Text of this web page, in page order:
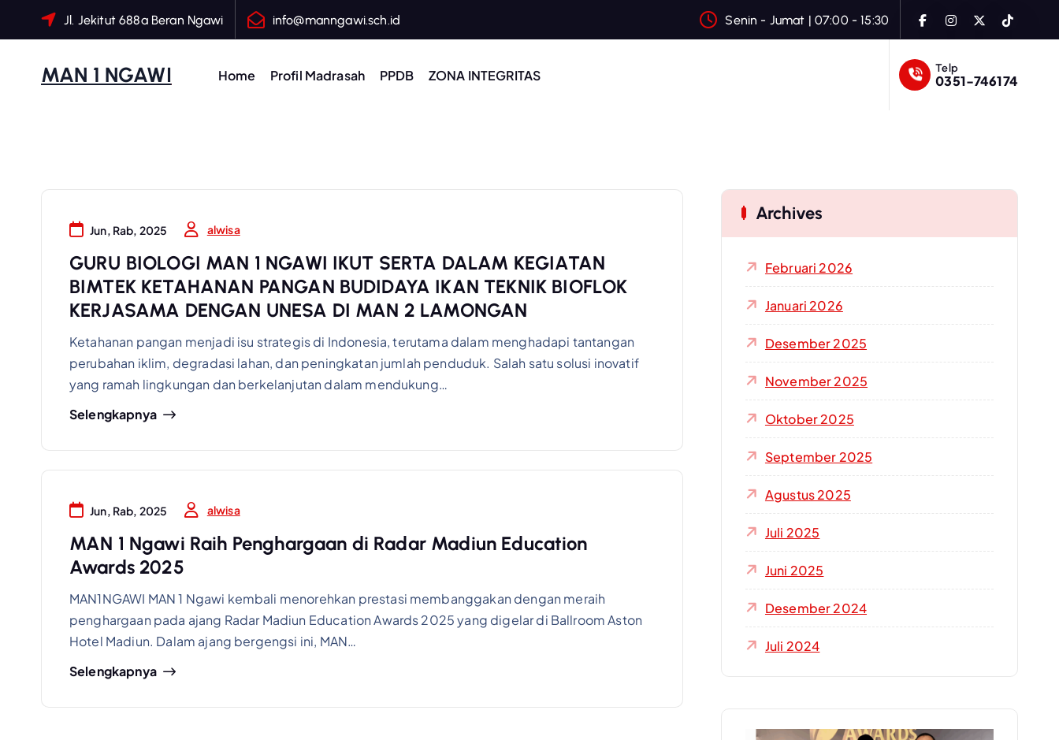
Jl. Jekitut 688a Beran Ngawi info@manngawi.sch.id Senin - Jumat | 07:00 - 15:30
MAN 1 NGAWI Home Profil Madrasah PPDB ZONA INTEGRITAS Telp
0351-746174
Jun, Rab, 2025 alwisa
GURU BIOLOGI MAN 1 NGAWI IKUT SERTA DALAM KEGIATAN
BIMTEK KETAHANAN PANGAN BUDIDAYA IKAN TEKNIK BIOFLOK
KERJASAMA DENGAN UNESA DI MAN 2 LAMONGAN
Ketahanan pangan menjadi isu strategis di Indonesia, terutama dalam menghadapi tantangan
perubahan iklim, degradasi lahan, dan peningkatan jumlah penduduk. Salah satu solusi inovatif
yang ramah lingkungan dan berkelanjutan dalam mendukung…
Selengkapnya
Jun, Rab, 2025 alwisa
MAN 1 Ngawi Raih Penghargaan di Radar Madiun Education
Awards 2025
MAN1NGAWI MAN 1 Ngawi kembali menorehkan prestasi membanggakan dengan meraih
penghargaan pada ajang Radar Madiun Education Awards 2025 yang digelar di Ballroom Aston
Hotel Madiun. Dalam ajang bergengsi ini, MAN…
Selengkapnya
Archives
Februari 2026
Januari 2026
Desember 2025
November 2025
Oktober 2025
September 2025
Agustus 2025
Juli 2025
Juni 2025
Desember 2024
Juli 2024